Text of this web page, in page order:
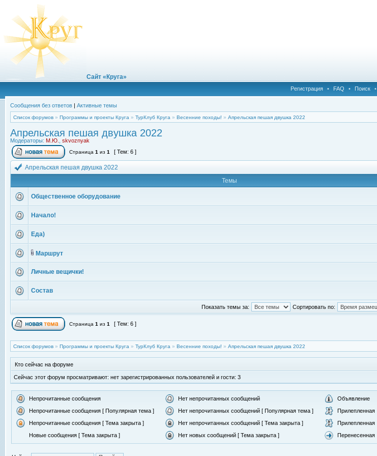
Сайт «Круга»
Регистрация • FAQ • Поиск •
Сообщения без ответов | Активные темы
Список форумов » Программы и проекты Круга » ТурКлуб Круга » Весенние походы! » Апрельская пешая двушка 2022
Апрельская пешая двушка 2022
Модераторы: М.Ю. skvoznyak
Страница 1 из 1 [ Тем: 6 ]
Апрельская пешая двушка 2022
Темы
Общественное оборудование
Начало!
Еда)
Маршрут
Личные вещички!
Состав
Показать темы за: Сортировать по:
Страница 1 из 1 [ Тем: 6 ]
Список форумов » Программы и проекты Круга » ТурКлуб Круга » Весенние походы! » Апрельская пешая двушка 2022
Кто сейчас на форуме
Сейчас этот форум просматривают: нет зарегистрированных пользователей и гости: 3
Непрочитанные сообщения Нет непрочитанных сообщений
Объявление
Непрочитанные сообщения [ Популярная тема ]
Нет непрочитанных сообщений [ Популярная тема ]
Прилепленная
Непрочитанные сообщения [ Тема закрыта ]
Нет непрочитанных сообщений [ Тема закрыта ]
Прилепленная
Новые сообщения [ Тема закрыта ]
Нет новых сообщений [ Тема закрыта ] Перенесенная